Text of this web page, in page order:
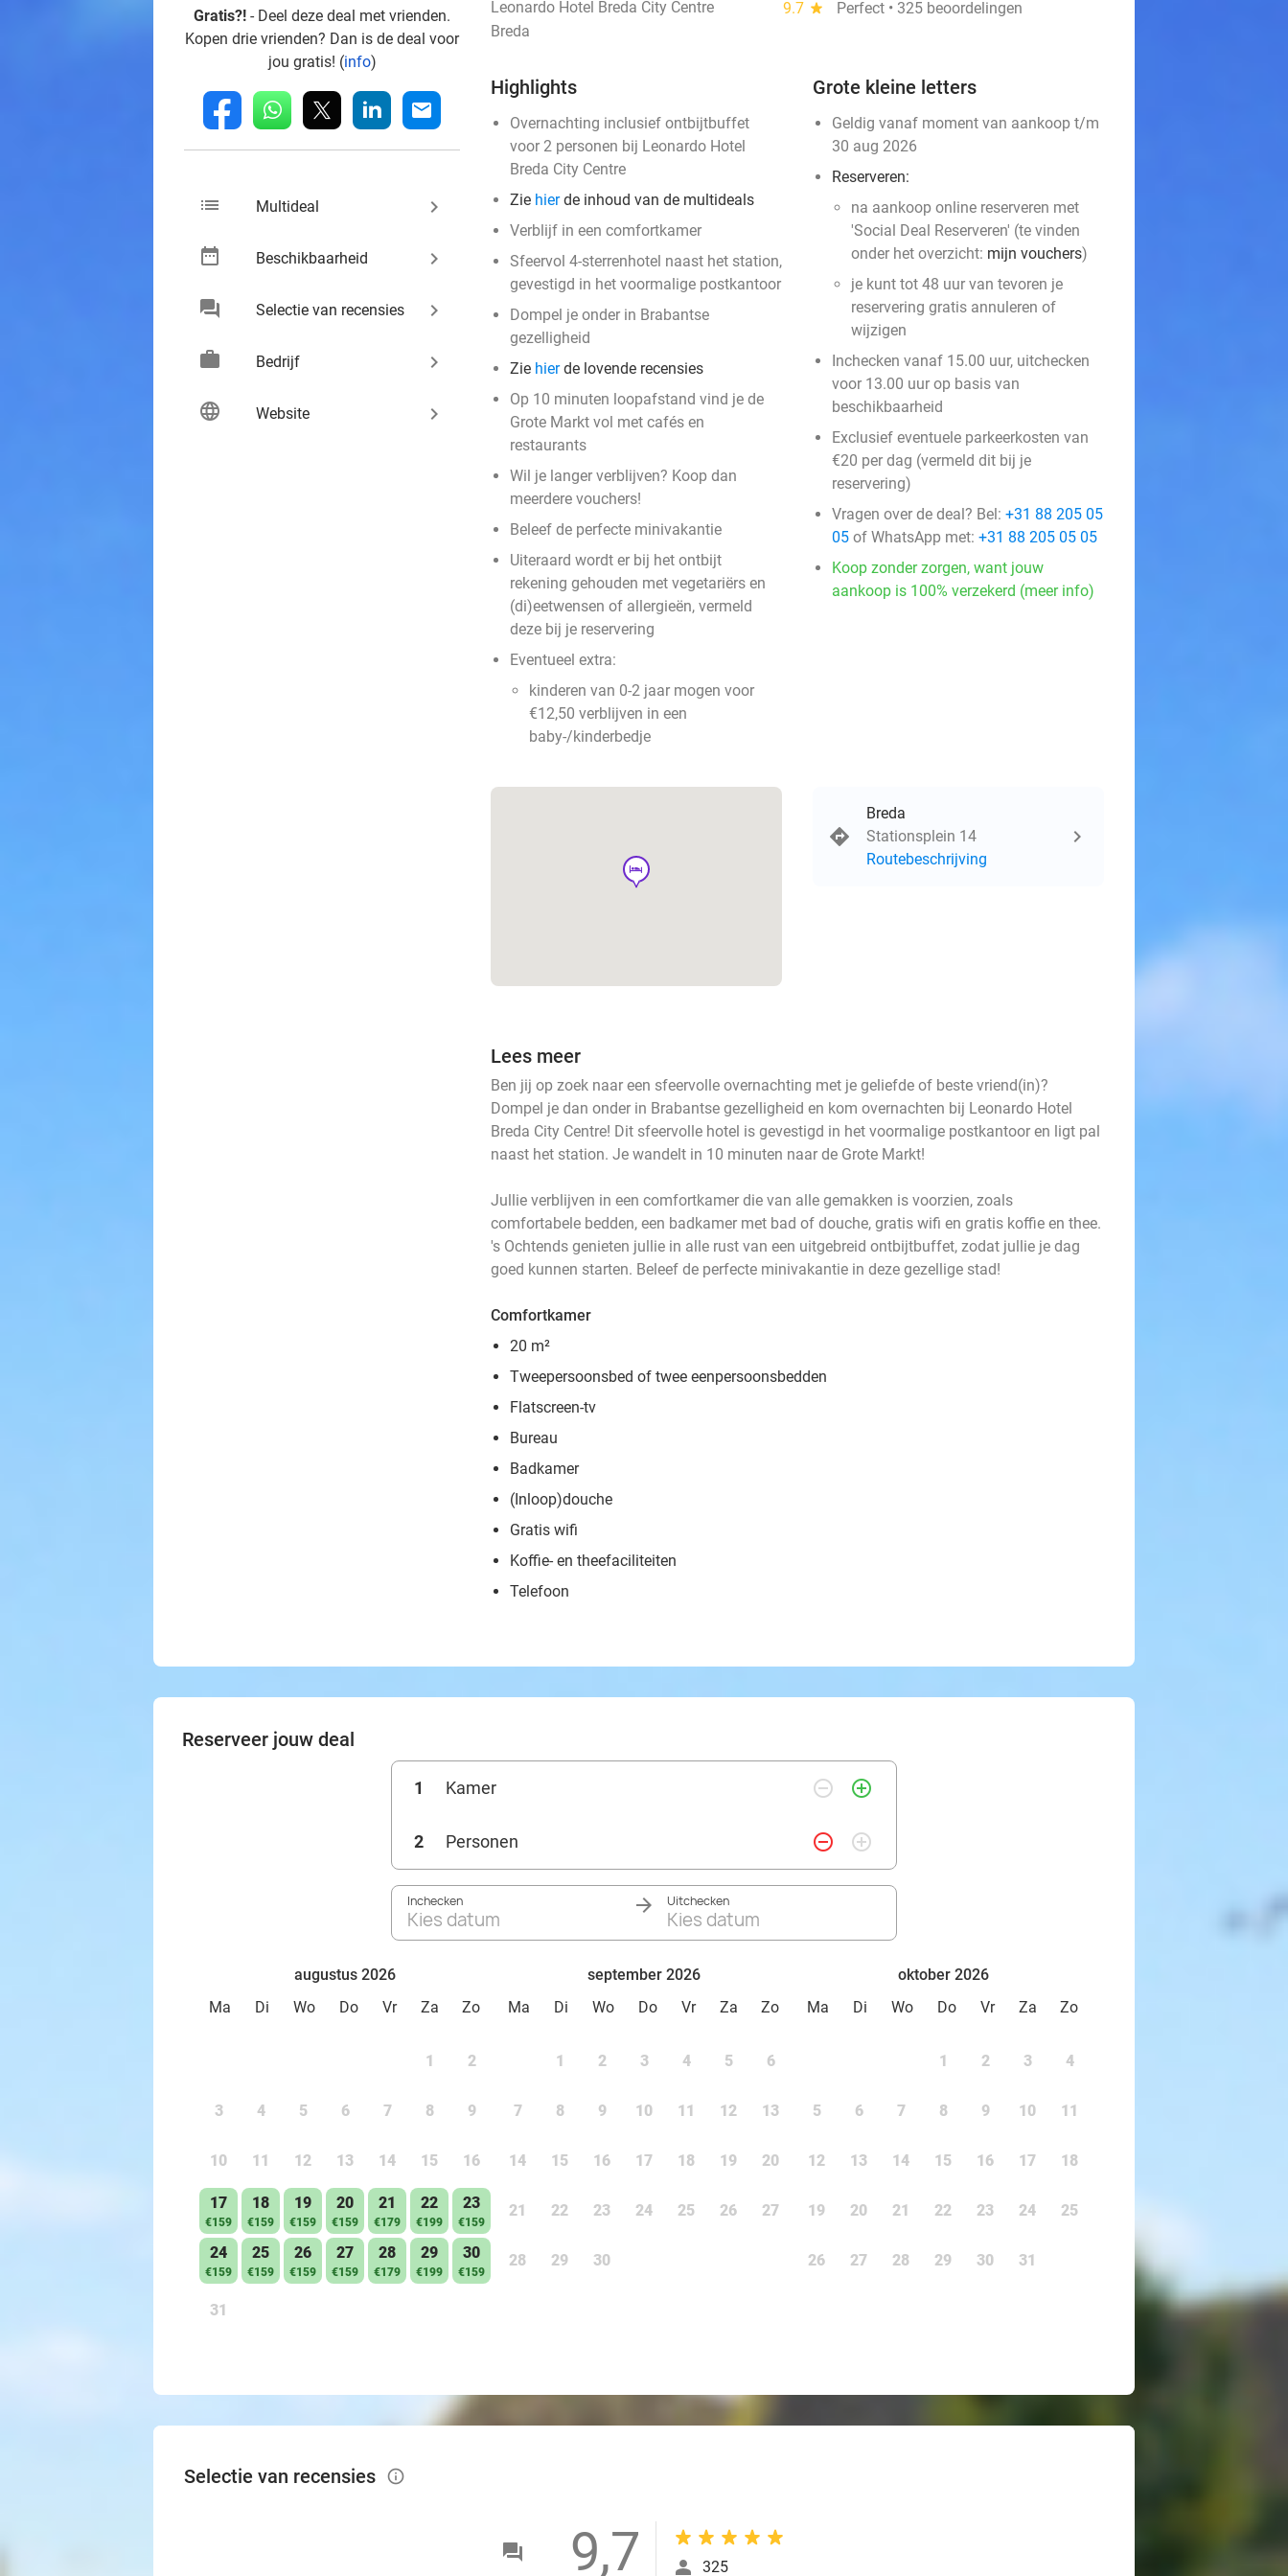
Gratis?! - Deel deze deal met vrienden.
Kopen drie vrienden? Dan is de deal voor
jou gratis! (info)
fb whatsapp linkedin mail
list Multideal keyboard_arrow_right
date_range Beschikbaarheid keyboard_arrow_right
chat Selectie van recensies keyboard_arrow_right
work Bedrijf keyboard_arrow_right
language Website keyboard_arrow_right
Leonardo Hotel Breda City Centre 9.7 star
Perfect • 325 beoordelingen
Breda
Highlights
Overnachting inclusief ontbijtbuffet
voor 2 personen bij Leonardo Hotel
Breda City Centre
Zie hierde inhoud van de multideals
Verblijf in een comfortkamer
Sfeervol 4-sterrenhotel naast het station,
gevestigd in het voormalige postkantoor
Dompel je onder in Brabantse
gezelligheid
Zie hierde lovende recensies
Op 10 minuten loopafstand vind je de
Grote Markt vol met cafés en
restaurants
Wil je langer verblijven? Koop dan
meerdere vouchers!
Beleef de perfecte minivakantie
Uiteraard wordt er bij het ontbijt
rekening gehouden met vegetariërs en
(di)eetwensen of allergieën, vermeld
deze bij je reservering
Eventueel extra:
kinderen van 0-2 jaar mogen voor
€12,50 verblijven in een
baby-/kinderbedje
Grote kleine letters
Geldig vanaf moment van aankoop t/m
30 aug 2026
Reserveren:
na aankoop online reserveren met
'Social Deal Reserveren' (te vinden
onder het overzicht: mijn vouchers)
je kunt tot 48 uur van tevoren je
reservering gratis annuleren of
wijzigen
Inchecken vanaf 15.00 uur, uitchecken
voor 13.00 uur op basis van
beschikbaarheid
Exclusief eventuele parkeerkosten van
€20 per dag (vermeld dit bij je
reservering)
Vragen over de deal? Bel: +31 88 205 05
05 of WhatsApp met: +31 88 205 05 05
Koop zonder zorgen, want jouw
aankoop is 100% verzekerd (meer info)
hotel
Breda
Stationsplein 14
Routebeschrijving
Lees meer
Ben jij op zoek naar een sfeervolle overnachting met je geliefde of beste vriend(in)?
Dompel je dan onder in Brabantse gezelligheid en kom overnachten bij Leonardo Hotel
Breda City Centre! Dit sfeervolle hotel is gevestigd in het voormalige postkantoor en ligt pal
naast het station. Je wandelt in 10 minuten naar de Grote Markt!
Jullie verblijven in een comfortkamer die van alle gemakken is voorzien, zoals
comfortabele bedden, een badkamer met bad of douche, gratis wifi en gratis koffie en thee.
's Ochtends genieten jullie in alle rust van een uitgebreid ontbijtbuffet, zodat jullie je dag
goed kunnen starten. Beleef de perfecte minivakantie in deze gezellige stad!
Comfortkamer
20 m²
Tweepersoonsbed of twee eenpersoonsbedden
Flatscreen-tv
Bureau
Badkamer
(Inloop)douche
Gratis wifi
Koffie- en theefaciliteiten
Telefoon
Reserveer jouw deal
1 Kamer remove_circle_outline add_circle_outline
2 Personen remove_circle_outline add_circle_outline
Inchecken
Kies datum
Uitchecken
Kies datum
augustus 2026
Ma
Di Wo Do Vr Za Zo
1 2
3 4 5 6 7 8 9
10 11 12 13 14 15 16
17
€159
18
€159
19
€159
20
€159
21
€179
22
€199
23
€159
24
€159
25
€159
26
€159
27
€159
28
€179
29
€199
30
€159
31
september 2026
Ma
Di Wo Do Vr Za Zo
1 2 3 4 5 6
7 8 9 10 11 12 13
14 15 16 17 18 19 20
21 22 23 24 25 26 27
28 29 30
oktober 2026
Ma
Di Wo Do Vr Za Zo
1 2 3 4
5 6 7 8 9 10 11
12 13 14 15 16 17 18
19 20 21 22 23 24 25
26 27 28 29 30 31
Selectie van recensies info_outlined
9,7 325